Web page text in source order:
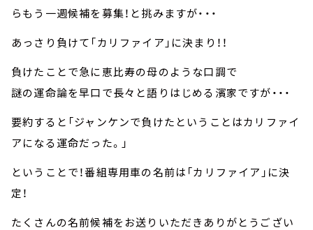
らもう一週候補を募集！と挑みますが・・・
あっさり負けて「カリファイア」に決まり！！
負けたことで急に恵比寿の母のような口調で
謎の運命論を早口で長々と語りはじめる濱家ですが・・・
要約すると「ジャンケンで負けたということはカリファイ
アになる運命だった。」
ということで！番組専用車の名前は「カリファイア」に決
定！
たくさんの名前候補をお送りいただきありがとうござい